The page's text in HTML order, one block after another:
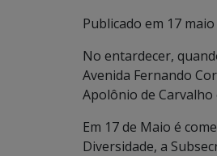
Publicado em 17
No entardecer,
Avenida Fernando
Apolônio de Carvalho
Em 17 de Maio é
Diversidade, a